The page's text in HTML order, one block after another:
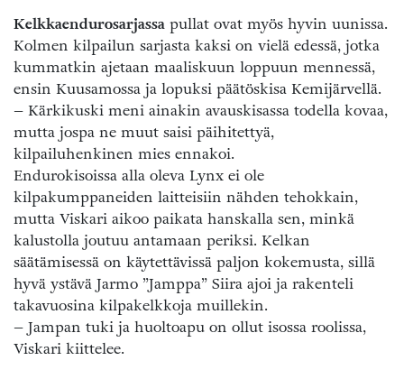
Kelkkaendurosarjassa pullat ovat myös hyvin uunissa.
Kolmen kilpailun sarjasta kaksi on vielä edessä, jotka
kummatkin ajetaan maaliskuun loppuun mennessä,
ensin Kuusamossa ja lopuksi päätöskisa Kemijärvellä.
– Kärkikuski meni ainakin avauskisassa todella kovaa,
mutta jospa ne muut saisi päihitettyä,
kilpailuhenkinen mies ennakoi.
Endurokisoissa alla oleva Lynx ei ole
kilpakumppaneiden laitteisiin nähden tehokkain,
mutta Viskari aikoo paikata hanskalla sen, minkä
kalustolla joutuu antamaan periksi. Kelkan
säätämisessä on käytettävissä paljon kokemusta, sillä
hyvä ystävä Jarmo ”Jamppa” Siira ajoi ja rakenteli
takavuosina kilpakelkkoja muillekin.
– Jampan tuki ja huoltoapu on ollut isossa roolissa,
Viskari kiittelee.